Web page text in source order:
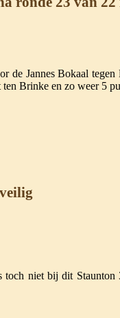
Jannes Bokaal
Brinke en zo weer 5
niet bij dit